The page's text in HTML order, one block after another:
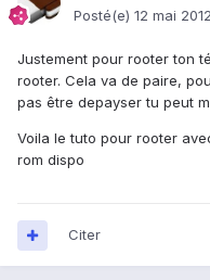
Posté(e) 12 mai 2012
Justement pour rooter ton
rooter. Cela va de paire,
pas être depayser tu peut
Voila le tuto pour rooter
rom dispo
Citer